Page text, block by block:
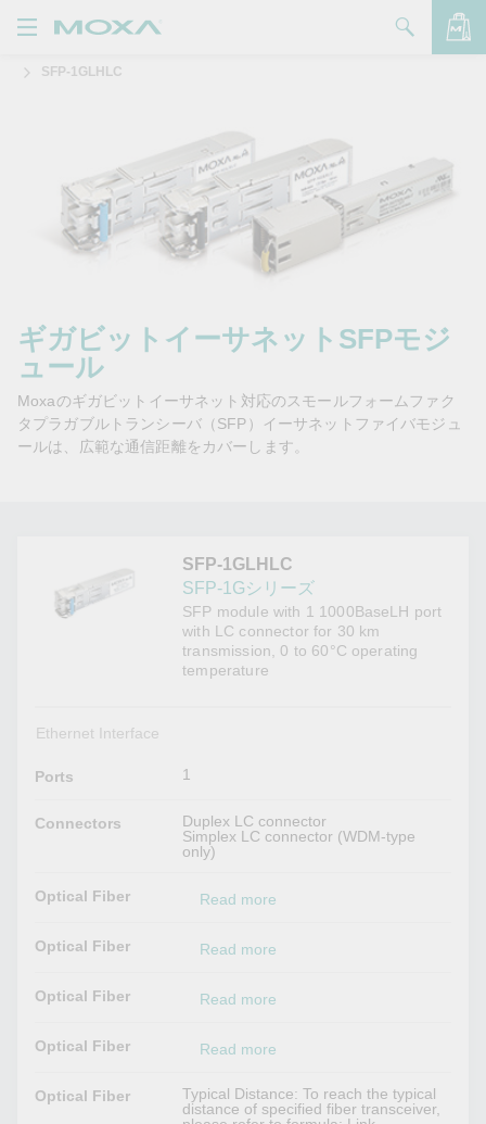
品
入方法
問い合わせ
ートナー・ゾーン
Moxa
SFP-1GLHLC
ギガビットイーサネットSFPモジ
ュール
Moxaのギガビットイーサネット対応のスモールフォームファク
タプラガブルトランシーバ（SFP）イーサネットファイバモジュ
ールは、広範な通信距離をカバーします。
SFP-1GLHLC
SFP-1Gシリーズ
SFP module with 1 1000BaseLH port
with LC connector for 30 km
transmission, 0 to 60°C operating
temperature
Ethernet Interface
Ports 1
Connectors
Duplex LC connector
Simplex LC connector (WDM-type
only)
Optical Fiber Read more
Optical Fiber Read more
Optical Fiber Read more
Optical Fiber Read more
Optical Fiber
Typical Distance: To reach the typical
distance of specified fiber transceiver,